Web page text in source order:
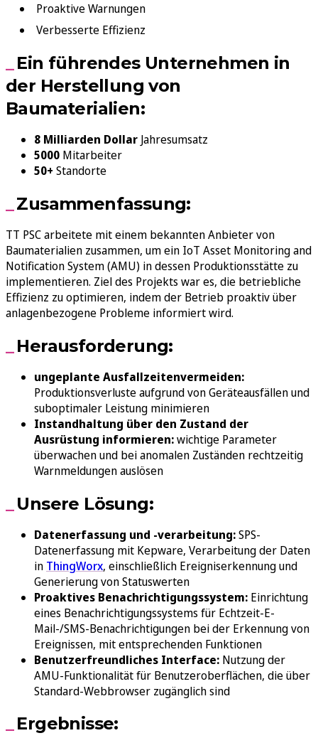
Proaktive Warnungen
Verbesserte Effizienz
Ein führendes Unternehmen in
der Herstellung von
Baumaterialien:
8 Milliarden Dollar Jahresumsatz
5000 Mitarbeiter
50+ Standorte
Zusammenfassung:
TT PSC arbeitete mit einem bekannten Anbieter von
Baumaterialien zusammen, um ein IoT Asset Monitoring and
Notification System (AMU) in dessen Produktionsstätte zu
implementieren. Ziel des Projekts war es, die betriebliche
Effizienz zu optimieren, indem der Betrieb proaktiv über
anlagenbezogene Probleme informiert wird.
Herausforderung:
ungeplante Ausfallzeitenvermeiden:
Produktionsverluste aufgrund von Geräteausfällen und
suboptimaler Leistung minimieren
Instandhaltung über den Zustand der
Ausrüstung informieren:wichtige Parameter
überwachen und bei anomalen Zuständen rechtzeitig
Warnmeldungen auslösen
Unsere Lösung:
Datenerfassung und -verarbeitung:SPS-
Datenerfassung mit Kepware, Verarbeitung der Daten
in ThingWorx, einschließlich Ereigniserkennung und
Generierung von Statuswerten
Proaktives Benachrichtigungssystem: Einrichtung
eines Benachrichtigungssystems für Echtzeit-E-
Mail-/SMS-Benachrichtigungen bei der Erkennung von
Ereignissen, mit entsprechenden Funktionen
Benutzerfreundliches Interface: Nutzung der
AMU-Funktionalität für Benutzeroberflächen, die über
Standard-Webbrowser zugänglich sind
Ergebnisse: